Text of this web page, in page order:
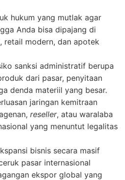
hukum yang mutlak agar
Anda bisa dipajang di
retail modern, dan apotek
sanksi administratif berupa
dari pasar, penyitaan
denda materiil yang besar.
jaringan kemitraan
reseller, atau waralaba
yang menuntut legalitas
bisnis secara masif
pasar internasional
ekspor global yang